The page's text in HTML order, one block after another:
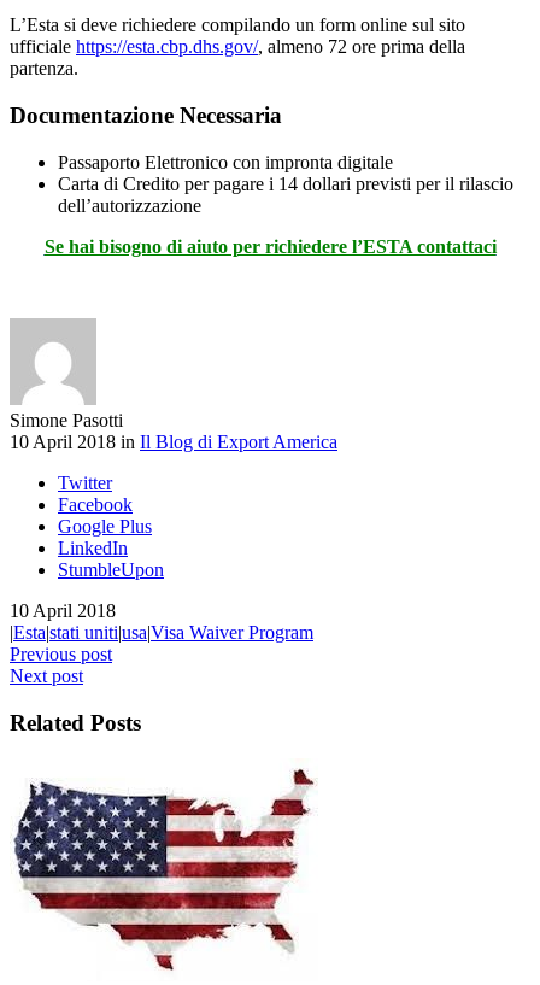
L’Esta si deve richiedere compilando un form online sul sito
ufficiale https://esta.cbp.dhs.gov/, almeno 72 ore prima della
partenza.
Documentazione Necessaria
Passaporto Elettronico con impronta digitale
Carta di Credito per pagare i 14 dollari previsti per il rilascio
dell’autorizzazione
Se hai bisogno di aiuto per richiedere l’ESTA contattaci
Simone Pasotti
10 April 2018 in Il Blog di Export America
Twitter
Facebook
Google Plus
LinkedIn
StumbleUpon
10 April 2018
|Esta|stati uniti|usa|Visa Waiver Program
Previous post
Next post
Related Posts